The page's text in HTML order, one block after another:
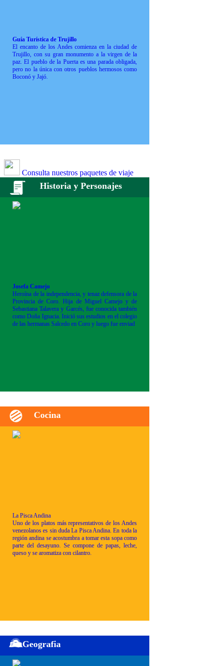
Guía Turística de Trujillo
El encanto de los Andes comienza en la ciudad de
Trujillo, con su gran monumento a la virgen de la
paz. El pueblo de la Puerta es una parada obligada,
pero no la única con otros pueblos hermosos como
Boconó y Jajó.
Consulta nuestros paquetes de viaje
Historia y Personajes
Josefa Camejo
Heroína de la independencia, y tenaz defensora de la
Provincia de Coro. Hija de Miguel Camejo y de
Sebastiana Talavera y Garcés, fue conocida también
como Doña Ignacia. Inició sus estudios en el colegio
de las hermanas Salcedo en Coro y luego fue enviad
Cocina
La Pisca Andina
Uno de los platos más representativos de los Andes
venezolanos es sin duda La Pisca Andina. En toda la
región andina se acostumbra a tomar esta sopa como
parte del desayuno. Se compone de papas, leche,
queso y se aromatiza con cilantro.
Geografia